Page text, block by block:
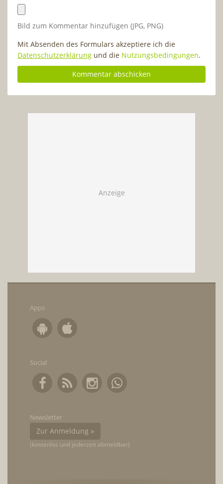
Bild zum Kommentar hinzufügen (JPG, PNG)
Mit Absenden des Formulars akzeptiere ich die
Datenschutzerklärung und die Nutzungsbedingungen.
Apps
Social
Newsletter
Zur Anmeldung »
(kostenlos und jederzeit abmeldbar)